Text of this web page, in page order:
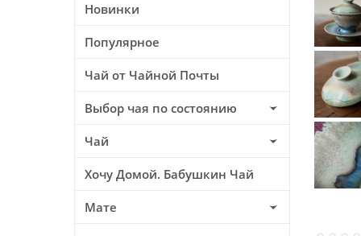
Новинки
Популярное
Чай от Чайной Почты
Выбор чая по состоянию
Чай
Хочу Домой. Бабушкин Чай
Мате